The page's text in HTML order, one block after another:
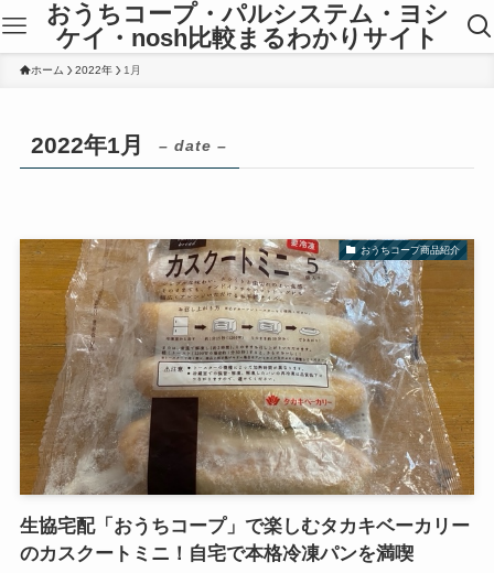
おうちコープ・パルシステム・ヨシ
ケイ・nosh比較まるわかりサイト
ホーム 2022年 1月
2022年1月 – date –
おうちコープ商品紹介
生協宅配「おうちコープ」で楽しむタカキベーカリー
のカスクートミニ！自宅で本格冷凍パンを満喫